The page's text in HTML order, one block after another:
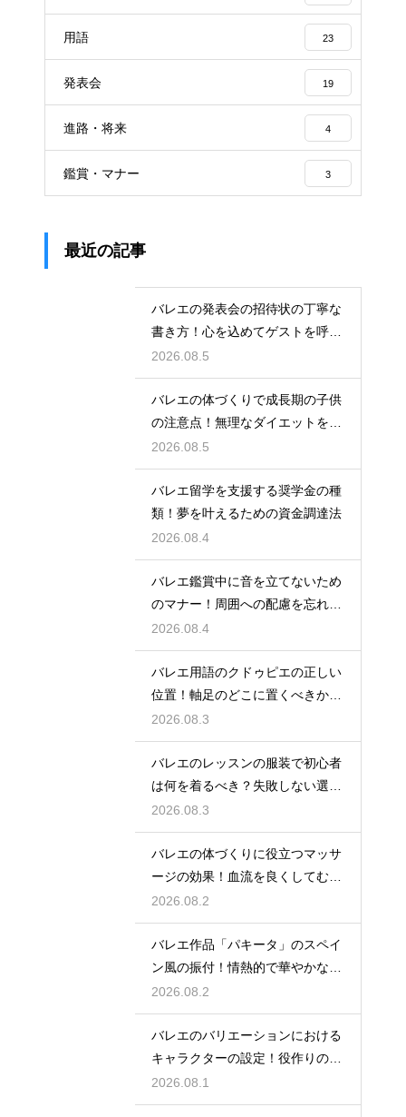
用語 23
発表会 19
進路・将来 4
鑑賞・マナー 3
最近の記事
バレエの発表会の招待状の丁寧な
書き方！心を込めてゲストを呼ぶ
コツ
2026.08.5
バレエの体づくりで成長期の子供
の注意点！無理なダイエットを防
ぎ健康に
2026.08.5
バレエ留学を支援する奨学金の種
類！夢を叶えるための資金調達法
2026.08.4
バレエ鑑賞中に音を立てないため
のマナー！周囲への配慮を忘れず
に
2026.08.4
バレエ用語のクドゥピエの正しい
位置！軸足のどこに置くべきかを
徹底解説
2026.08.3
バレエのレッスンの服装で初心者
は何を着るべき？失敗しない選び
方
2026.08.3
バレエの体づくりに役立つマッサ
ージの効果！血流を良くしてむく
みスッキリ
2026.08.2
バレエ作品「パキータ」のスペイ
ン風の振付！情熱的で華やかな舞
台の魅力
2026.08.2
バレエのバリエーションにおける
キャラクターの設定！役作りの重
要性
2026.08.1